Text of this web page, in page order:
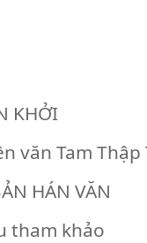
KHỞI
văn Tam Thập
HÁN VĂN
tham khảo